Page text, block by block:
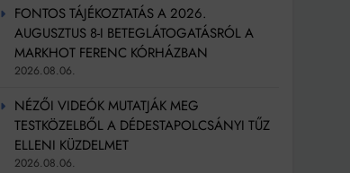
FONTOS TÁJÉKOZTATÁS A 2026.
AUGUSZTUS 8-I BETEGLÁTOGATÁSRÓL A
MARKHOT FERENC KÓRHÁZBAN
2026.08.06.
NÉZŐI VIDEÓK MUTATJÁK MEG
TESTKÖZELBŐL A DÉDESTAPOLCSÁNYI TŰZ
ELLENI KÜZDELMET
2026.08.06.